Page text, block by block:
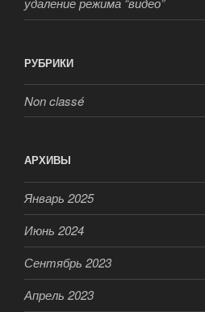
РУБРИКИ
Non classé
АРХИВЫ
Январь 2025
Июнь 2024
Сентябрь 2023
Апрель 2023